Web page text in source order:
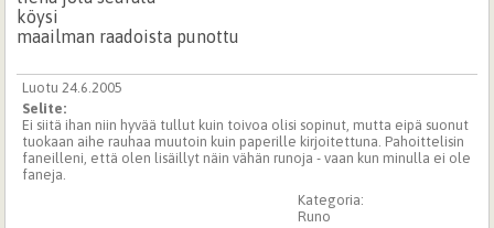
köysi
maailman raadoista punottu
Luotu 24.6.2005
Selite:
Ei siitä ihan niin hyvää tullut kuin toivoa olisi sopinut, mutta eipä suonut
tuokaan aihe rauhaa muutoin kuin paperille kirjoitettuna. Pahoittelisin
faneilleni, että olen lisäillyt näin vähän runoja - vaan kun minulla ei ole
faneja.
Kategoria:
Runo